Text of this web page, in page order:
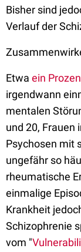
Bisher sind
Verlauf der
Etwa ein
irgendwann
mentalen
und 20, Frauen
Psychosen mit
ungefähr so
rheumatische
einmalige
Krankheit
Schizophrenie
vom "